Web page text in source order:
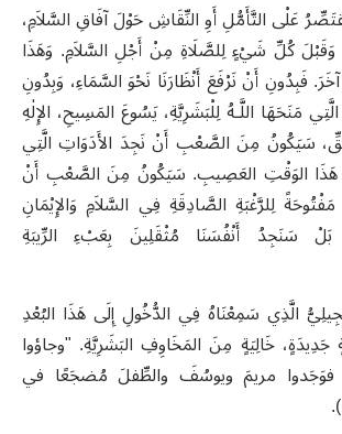
عَلْى التَّأَمُّلِ أَوِ النِّقَاشِ حَوْلَ آفَاقِ السَّلاَمِ،
كُلِّ شَيْءٍ لِلصَّلَاةِ مِنْ أَجْلِ السَّلاَمِ. وَهَذَا
آخَرَ. فَبِدُونِ أَنْ نَرْفَعَ أَنْظَارَنَا نَحْوَ السَّمَاءِ، وَبِدُونِ
مَنَحَهَا اللَّـهُ لِلْبَشَرِيَّةِ، يَسُوعَ المَسِيحِ، الإِلٰهِ
سَيَكُونُ مِنَ الصَّعْبِ أَنْ نَجِدَ الأَدَوَاتِ الَّتِي
هَذَا الوَقْتِ العَصِيبِ. سَيَكُونُ مِنَ الصَّعْبِ أَنْ
لِلرَّغْبَةِ الصَّادِقَةِ فِي السَّلاَمِ وَالإِيْمَانِ
بَلْ سَنَجِدُ أَنْفُسَنَا مُثْقَلِينَ بِعَبْءِ الرِّيبَةِ
الَّذِي سَمِعْنَاهُ فِي الدُّخُولِ إِلَى هَذَا البُعْدِ
جَدِيدَةٍ، خَالِيَةٍ مِنَ المَخَاوِفِ البَشَرِيَّةِ. "وجاؤوا
فوَجَدوا مريمَ ويوسُفَ والطِّفلَ مُضجَعًا في
.